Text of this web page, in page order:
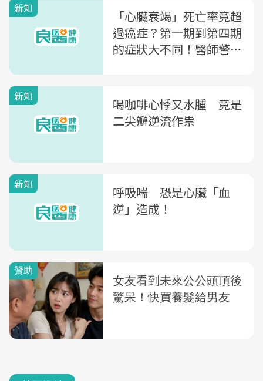
新知
「心臟衰竭」死亡率竟超
過癌症？第一期到第四期
的症狀大不同！醫師警
新知
喝咖啡心悸又水腫 竟是
二尖瓣逆流作祟
新知
呼吸喘 恐是心臟「血
逆」造成！